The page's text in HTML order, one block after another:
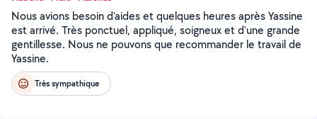
Nous avions besoin d'aides et quelques heures après Yassine
est arrivé. Très ponctuel, appliqué, soigneux et d'une grande
gentillesse. Nous ne pouvons que recommander le travail de
Yassine.
Très sympathique